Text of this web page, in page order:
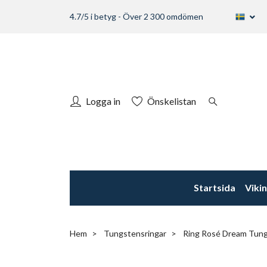
4.7/5 i betyg - Över 2 300 omdömen
Logga in Önskelistan
Startsida
Hem Tungstensringar Ring Rosé Dream